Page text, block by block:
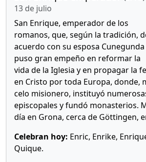
13 de julio
San Enrique, emperador de los
romanos, que, según la tradición,
acuerdo con su esposa Cunegunda
puso gran empeño en reformar la
vida de la Iglesia y en propagar la fe
en Cristo por toda Europa, donde,
celo misionero, instituyó
episcopales y fundó monasterios.
día en Grona, cerca de Göttingen,
Celebran hoy: Enric, Enrike,
Quique.